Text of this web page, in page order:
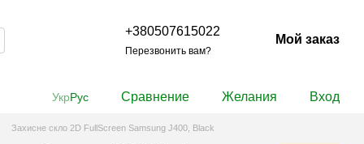
+380507615022
Перезвонить вам?
Мой заказ
УкрРус Сравнение Желания Вход
Захисне скло 2D FullScreen Samsung J400, Black